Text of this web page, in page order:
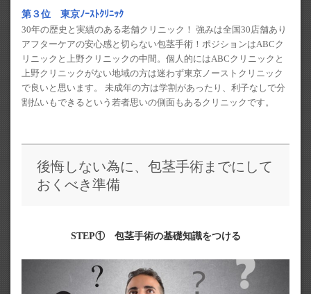
第３位 東京ﾉｰｽﾄｸﾘﾆｯｸ
30年の歴史と実績のある老舗クリニック！ 強みは全国30店舗あり
アフターケアの安心感と切らない包茎手術！ポジションはABCク
リニックと上野クリニックの中間。個人的にはABCクリニックと
上野クリニックがない地域の方は迷わず東京ノーストクリニック
で良いと思います。 未成年の方は学割があったり、利子なしで分
割払いもできるという若者思いの側面もあるクリニックです。
後悔しない為に、包茎手術までにして
おくべき準備
STEP① 包茎手術の基礎知識をつける